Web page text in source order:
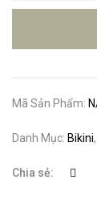
Nữ
20080
số
Mã Sản Phẩm:
Danh Mục: Bikini,
Chia sẻ: